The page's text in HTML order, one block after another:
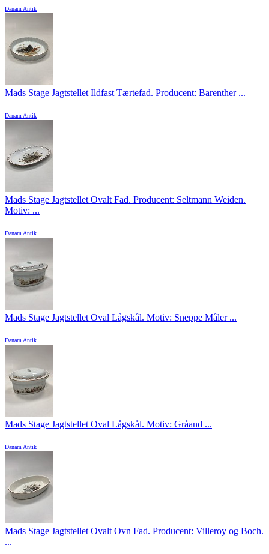
Danam Antik
Mads Stage Jagtstellet Ildfast Tærtefad. Producent: Barenther ...
Danam Antik
Mads Stage Jagtstellet Ovalt Fad. Producent: Seltmann Weiden.
Motiv: ...
Danam Antik
Mads Stage Jagtstellet Oval Lågskål. Motiv: Sneppe Måler ...
Danam Antik
Mads Stage Jagtstellet Oval Lågskål. Motiv: Gråand ...
Danam Antik
Mads Stage Jagtstellet Ovalt Ovn Fad. Producent: Villeroy og Boch.
...